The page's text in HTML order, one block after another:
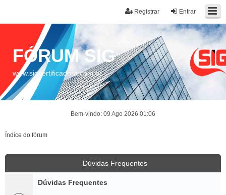
Entrar
Registrar
FÓRUM SIG
www.sigcertificadora.com.br
Bem-vindo: 09 Ago 2026 01:06
Índice do fórum
Dúvidas Frequentes
Dúvidas Frequentes